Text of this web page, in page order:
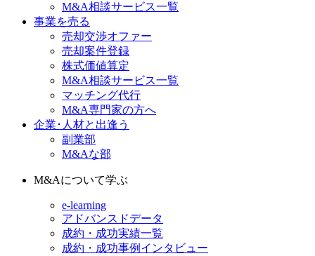
M&A相談サービス一覧
事業を売る
売却交渉オファー
売却案件登録
株式価値算定
M&A相談サービス一覧
マッチング代行
M&A専門家の方へ
企業･人材と出逢う
副業部
M&Aな部
M&Aについて学ぶ
e-learning
アドバンスドデータ
成約・成功実績一覧
成約・成功事例インタビュー